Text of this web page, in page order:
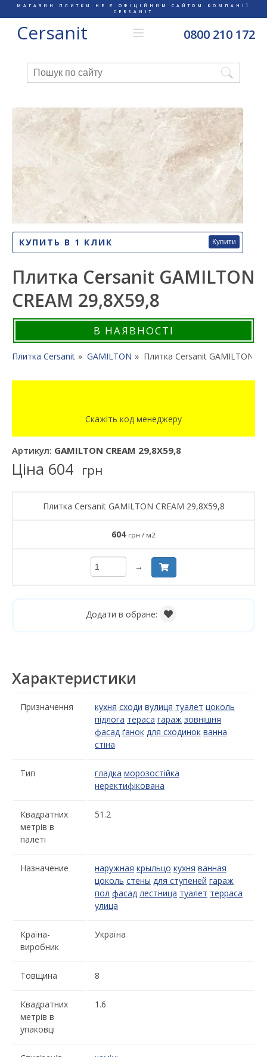
МАГАЗИН ПЛИТКИ НЕ Є ОФІЦІЙНИМ САЙТОМ КОМПАНІЇ
CERSANIT
Cersanit 0800 210 172
КУПИТЬ В 1 КЛИК Купити
Плитка Cersanit GAMILTON
CREAM 29,8X59,8
В НАЯВНОСТІ
Плитка Cersanit GAMILTON Плитка Cersanit GAMILTON
Скажіть код менеджеру
Артикул: GAMILTON CREAM 29,8X59,8
Ціна 604 грн
Плитка Cersanit GAMILTON CREAM 29,8X59,8
604 грн / м2
→
Додати в обране:
Характеристики
Призначення кухня сходи вулиця туалет цоколь
підлога тераса гараж зовнішня
фасад ґанок для сходинок ванна
стіна
Тип гладка морозостійка
неректифікована
Квадратних
метрів в
палеті
51.2
Назначение наружная крыльцо кухня ванная
цоколь стены для ступеней гараж
пол фасад лестница туалет терраса
улица
Країна-
виробник
Україна
Товщина 8
Квадратних
метрів в
упаковці
1.6